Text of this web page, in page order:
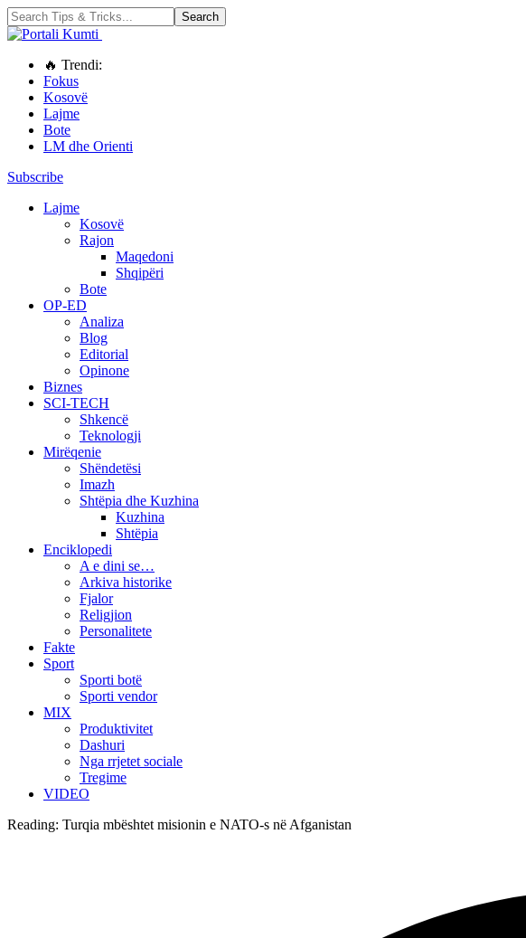
🔥 Trendi:
Fokus
Kosovë
Lajme
Bote
LM dhe Orienti
Subscribe
Lajme
Kosovë
Rajon
Maqedoni
Shqipëri
Bote
OP-ED
Analiza
Blog
Editorial
Opinone
Biznes
SCI-TECH
Shkencë
Teknologji
Mirëqenie
Shëndetësi
Imazh
Shtëpia dhe Kuzhina
Kuzhina
Shtëpia
Enciklopedi
A e dini se…
Arkiva historike
Fjalor
Religjion
Personalitete
Fakte
Sport
Sporti botë
Sporti vendor
MIX
Produktivitet
Dashuri
Nga rrjetet sociale
Tregime
VIDEO
Reading: Turqia mbështet misionin e NATO-s në Afganistan